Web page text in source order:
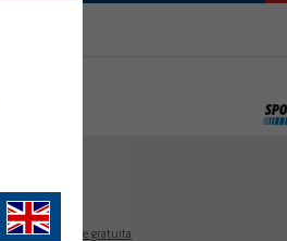
€
spedizione gratuita